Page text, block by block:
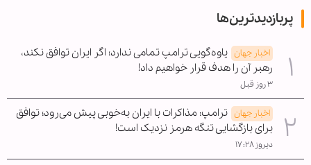
پربازدیدترین‌ها
اخبار جهان یاوه‌گویی ترامپ تمامی ندارد؛ اگر ایران توافق نکند،
رهبر آن را هدف قرار خواهیم داد!
۳ روز قبل
اخبار جهان ترامپ: مذاکرات با ایران به‌خوبی پیش می‌رود؛ توافق
برای بازگشایی تنگه هرمز نزدیک است!
دیروز ۱۷:۲۸